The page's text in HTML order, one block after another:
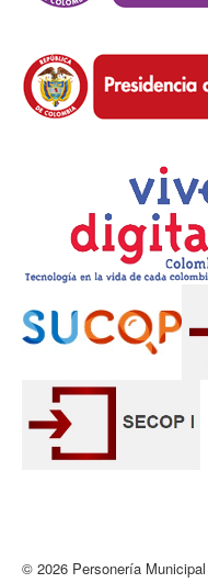
Envíeme una copia
Enviar
© 2026 Personería